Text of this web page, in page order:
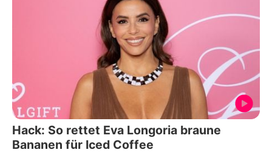
Hack: So rettet Eva Longoria braune
Bananen für Iced Coffee